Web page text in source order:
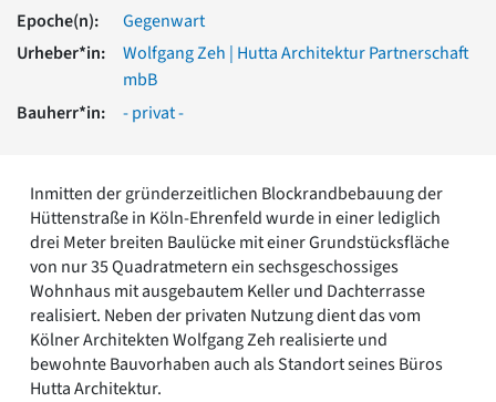
Romanik
Vorromanik
Römische Antike
Über uns
Freunde & Förderer
Kontakt
Impressum
Datenschutz
Suchbegriff eingeben
Epoche(n):
Gegenwart
Urheber*in:
Wolfgang Zeh | Hutta Architektur Partnerschaft
mbB
Bauherr*in:
- privat -
Inmitten der gründerzeitlichen Blockrandbebauung der
Hüttenstraße in Köln-Ehrenfeld wurde in einer lediglich
drei Meter breiten Baulücke mit einer Grundstücksfläche
von nur 35 Quadratmetern ein sechsgeschossiges
Wohnhaus mit ausgebautem Keller und Dachterrasse
realisiert. Neben der privaten Nutzung dient das vom
Kölner Architekten Wolfgang Zeh realisierte und
bewohnte Bauvorhaben auch als Standort seines Büros
Hutta Architektur.